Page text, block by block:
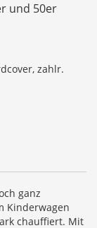
und 50er
zahlr.
ganz
Kinderwagen
chauffiert. Mit